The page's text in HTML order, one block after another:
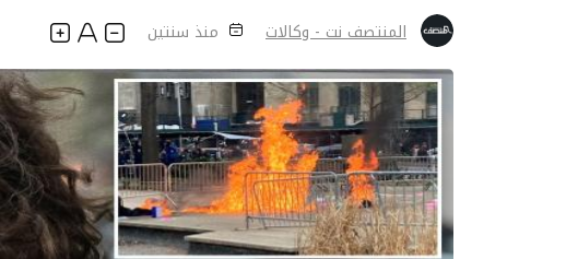
المنتصف نت - وكالات منذ سنتين